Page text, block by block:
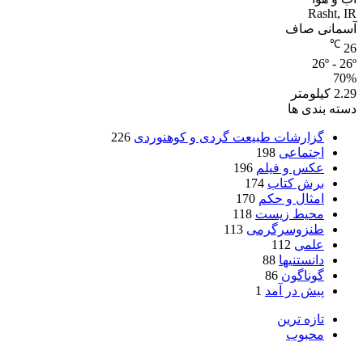
Rasht, IR
آسمانی صاف
26
℃
26º - 26º
70%
2.29 کیلومتر
دسته بندی ها
گزارشات طبیعت گردی و کوهنوردی 226
اجتماعی 198
عکس و فیلم 196
برش کتاب 174
امثال و حکم 170
محیط زیست 118
طنزوسرگرمی 113
علمی 112
دانستنیها 88
گوناگون 86
پیش در آمد 1
تازه ترین
محبوب